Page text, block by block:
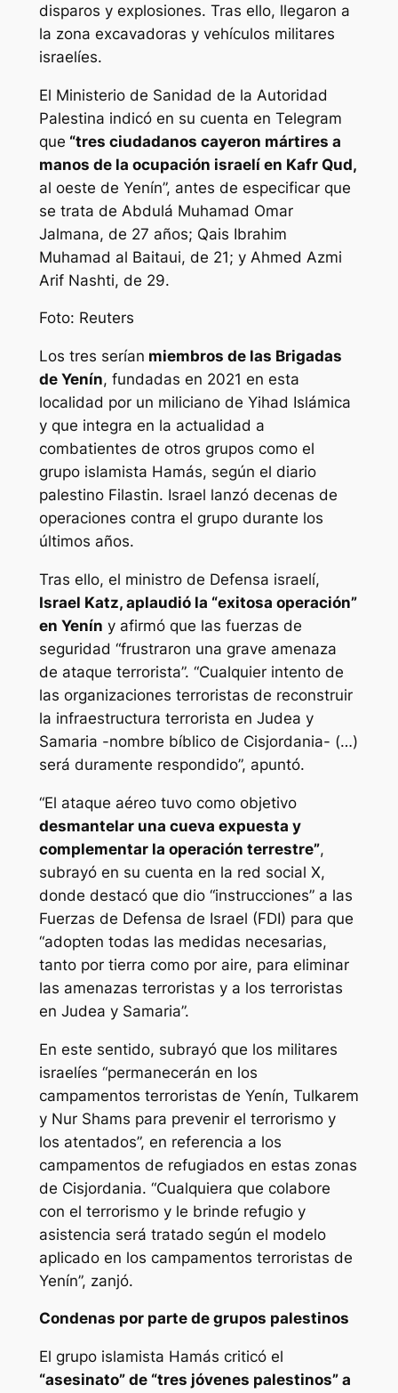
disparos y explosiones. Tras ello, llegaron a
la zona excavadoras y vehículos militares
israelíes.
El Ministerio de Sanidad de la Autoridad
Palestina indicó en su cuenta en Telegram
que “tres ciudadanos cayeron mártires a
manos de la ocupación israelí en Kafr Qud,
al oeste de Yenín”, antes de especificar que
se trata de Abdulá Muhamad Omar
Jalmana, de 27 años; Qais Ibrahim
Muhamad al Baitaui, de 21; y Ahmed Azmi
Arif Nashti, de 29.
Foto: Reuters
Los tres serían miembros de las Brigadas
de Yenín, fundadas en 2021 en esta
localidad por un miliciano de Yihad Islámica
y que integra en la actualidad a
combatientes de otros grupos como el
grupo islamista Hamás, según el diario
palestino Filastin. Israel lanzó decenas de
operaciones contra el grupo durante los
últimos años.
Tras ello, el ministro de Defensa israelí,
Israel Katz, aplaudió la “exitosa operación”
en Yenín y afirmó que las fuerzas de
seguridad “frustraron una grave amenaza
de ataque terrorista”. “Cualquier intento de
las organizaciones terroristas de reconstruir
la infraestructura terrorista en Judea y
Samaria -nombre bíblico de Cisjordania- (…)
será duramente respondido”, apuntó.
“El ataque aéreo tuvo como objetivo
desmantelar una cueva expuesta y
complementar la operación terrestre”,
subrayó en su cuenta en la red social X,
donde destacó que dio “instrucciones” a las
Fuerzas de Defensa de Israel (FDI) para que
“adopten todas las medidas necesarias,
tanto por tierra como por aire, para eliminar
las amenazas terroristas y a los terroristas
en Judea y Samaria”.
En este sentido, subrayó que los militares
israelíes “permanecerán en los
campamentos terroristas de Yenín, Tulkarem
y Nur Shams para prevenir el terrorismo y
los atentados”, en referencia a los
campamentos de refugiados en estas zonas
de Cisjordania. “Cualquiera que colabore
con el terrorismo y le brinde refugio y
asistencia será tratado según el modelo
aplicado en los campamentos terroristas de
Yenín”, zanjó.
Condenas por parte de grupos palestinos
El grupo islamista Hamás criticó el
“asesinato” de “tres jóvenes palestinos” a